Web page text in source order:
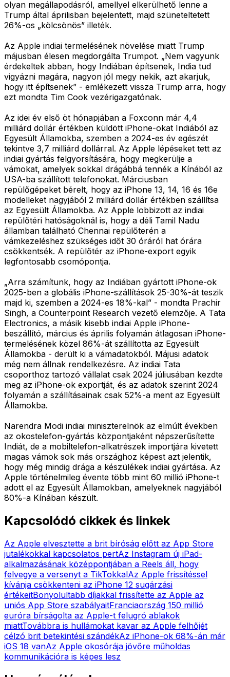
olyan megállapodásról, amellyel elkerülhető lenne a
Trump által áprilisban bejelentett, majd szüneteltetett
26%-os „kölcsönös” illeték.
Az Apple indiai termelésének növelése miatt Trump
májusban élesen megdorgálta Trumpot. „Nem vagyunk
érdekeltek abban, hogy Indiában építsenek, India tud
vigyázni magára, nagyon jól megy nekik, azt akarjuk,
hogy itt építsenek” - emlékezett vissza Trump arra, hogy
ezt mondta Tim Cook vezérigazgatónak.
Az idei év első öt hónapjában a Foxconn már 4,4
milliárd dollár értékben küldött iPhone-okat Indiából az
Egyesült Államokba, szemben a 2024-es év egészét
tekintve 3,7 milliárd dollárral. Az Apple lépéseket tett az
indiai gyártás felgyorsítására, hogy megkerülje a
vámokat, amelyek sokkal drágábbá tennék a Kínából az
USA-ba szállított telefonokat. Márciusban
repülőgépeket bérelt, hogy az iPhone 13, 14, 16 és 16e
modelleket nagyjából 2 milliárd dollár értékben szállítsa
az Egyesült Államokba. Az Apple lobbizott az indiai
repülőtéri hatóságoknál is, hogy a déli Tamil Nadu
államban található Chennai repülőterén a
vámkezeléshez szükséges időt 30 óráról hat órára
csökkentsék. A repülőtér az iPhone-export egyik
legfontosabb csomópontja.
„Arra számítunk, hogy az Indiában gyártott iPhone-ok
2025-ben a globális iPhone-szállítások 25-30%-át teszik
majd ki, szemben a 2024-es 18%-kal” - mondta Prachir
Singh, a Counterpoint Research vezető elemzője. A Tata
Electronics, a másik kisebb indiai Apple iPhone-
beszállító, március és április folyamán átlagosan iPhone-
termelésének közel 86%-át szállította az Egyesült
Államokba - derült ki a vámadatokból. Májusi adatok
még nem állnak rendelkezésre. Az indiai Tata
csoporthoz tartozó vállalat csak 2024 júliusában kezdte
meg az iPhone-ok exportját, és az adatok szerint 2024
folyamán a szállításainak csak 52%-a ment az Egyesült
Államokba.
Narendra Modi indiai miniszterelnök az elmúlt években
az okostelefon-gyártás központjaként népszerűsítette
Indiát, de a mobiltelefon-alkatrészek importjára kivetett
magas vámok sok más országhoz képest azt jelentik,
hogy még mindig drága a készülékek indiai gyártása. Az
Apple történelmileg évente több mint 60 millió iPhone-t
adott el az Egyesült Államokban, amelyeknek nagyjából
80%-a Kínában készült.
Kapcsolódó cikkek és linkek
Az Apple elvesztette a brit bíróság előtt az App Store
jutalékokkal kapcsolatos pertAz Instagram új iPad-
alkalmazásának középpontjában a Reels áll, hogy
felvegye a versenyt a TikTokkalAz Apple frissítéssel
kívánja csökkenteni az iPhone 12 sugárzási
értékeitBonyolultabb díjakkal frissítette az Apple az
uniós App Store szabályaitFranciaország 150 millió
euróra bírságolta az Apple-t felugró ablakok
miattTovábbra is hullámokat kavar az Apple felhőjét
célzó brit betekintési szándékAz iPhone-ok 68%-án már
iOS 18 vanAz Apple okosórája jövőre műholdas
kommunikációra is képes lesz